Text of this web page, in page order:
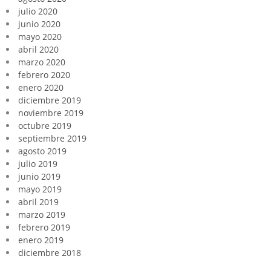
julio 2020
junio 2020
mayo 2020
abril 2020
marzo 2020
febrero 2020
enero 2020
diciembre 2019
noviembre 2019
octubre 2019
septiembre 2019
agosto 2019
julio 2019
junio 2019
mayo 2019
abril 2019
marzo 2019
febrero 2019
enero 2019
diciembre 2018